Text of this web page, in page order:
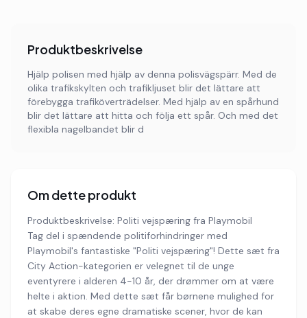
Produktbeskrivelse
Hjälp polisen med hjälp av denna polisvägspärr. Med de
olika trafikskylten och trafikljuset blir det lättare att
förebygga trafiköverträdelser. Med hjälp av en spårhund
blir det lättare att hitta och följa ett spår. Och med det
flexibla nagelbandet blir d
Om dette produkt
Produktbeskrivelse: Politi vejspæring fra Playmobil
Tag del i spændende politiforhindringer med
Playmobil's fantastiske "Politi vejspæring"! Dette sæt fra
City Action-kategorien er velegnet til de unge
eventyrere i alderen 4-10 år, der drømmer om at være
helte i aktion. Med dette sæt får børnene mulighed for
at skabe deres egne dramatiske scener, hvor de kan